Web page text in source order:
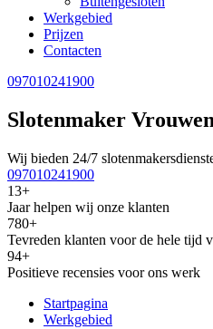
Werkgebied
Prijzen
Contacten
097010241900
Slotenmaker
Wij bieden 24/7
097010241900
13+
Jaar helpen wij onze klanten
780+
Tevreden klanten voor de hele tijd
94+
Positieve recensies voor ons werk
Startpagina
Werkgebied